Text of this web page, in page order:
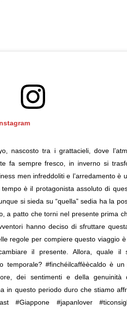
nascosto tra i grattacieli, dove
fa sempre fresco, in inverno si
men infreddoliti e l’arredamento è
è il protagonista assoluto di
si sieda su “quella” sedia ha la
a patto che torni nel presente prima
hanno deciso di sfruttare
regole per compiere questo viaggio
il presente. Allora, quale il
temporale? #finchéilcaffèècaldo è un
dei sentimenti e della genuinità
in questo periodo duro che stiamo
#Giappone #japanlover